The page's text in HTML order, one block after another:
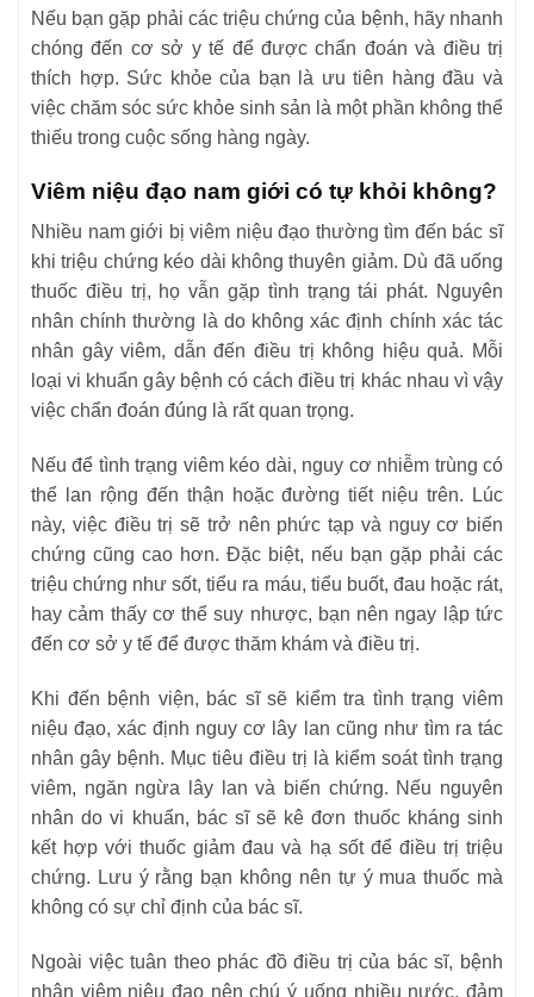
Nếu bạn gặp phải các triệu chứng của bệnh, hãy nhanh
chóng đến cơ sở y tế để được chẩn đoán và điều trị
thích hợp. Sức khỏe của bạn là ưu tiên hàng đầu và
việc chăm sóc sức khỏe sinh sản là một phần không thể
thiếu trong cuộc sống hàng ngày.
Viêm niệu đạo nam giới có tự khỏi không?
Nhiều nam giới bị viêm niệu đạo thường tìm đến bác sĩ
khi triệu chứng kéo dài không thuyên giảm. Dù đã uống
thuốc điều trị, họ vẫn gặp tình trạng tái phát. Nguyên
nhân chính thường là do không xác định chính xác tác
nhân gây viêm, dẫn đến điều trị không hiệu quả. Mỗi
loại vi khuẩn gây bệnh có cách điều trị khác nhau vì vậy
việc chẩn đoán đúng là rất quan trọng.
Nếu để tình trạng viêm kéo dài, nguy cơ nhiễm trùng có
thể lan rộng đến thận hoặc đường tiết niệu trên. Lúc
này, việc điều trị sẽ trở nên phức tạp và nguy cơ biến
chứng cũng cao hơn. Đặc biệt, nếu bạn gặp phải các
triệu chứng như sốt, tiểu ra máu, tiểu buốt, đau hoặc rát,
hay cảm thấy cơ thể suy nhược, bạn nên ngay lập tức
đến cơ sở y tế để được thăm khám và điều trị.
Khi đến bệnh viện, bác sĩ sẽ kiểm tra tình trạng viêm
niệu đạo, xác định nguy cơ lây lan cũng như tìm ra tác
nhân gây bệnh. Mục tiêu điều trị là kiểm soát tình trạng
viêm, ngăn ngừa lây lan và biến chứng. Nếu nguyên
nhân do vi khuẩn, bác sĩ sẽ kê đơn thuốc kháng sinh
kết hợp với thuốc giảm đau và hạ sốt để điều trị triệu
chứng. Lưu ý rằng bạn không nên tự ý mua thuốc mà
không có sự chỉ định của bác sĩ.
Ngoài việc tuân theo phác đồ điều trị của bác sĩ, bệnh
nhân viêm niệu đạo nên chú ý uống nhiều nước, đảm